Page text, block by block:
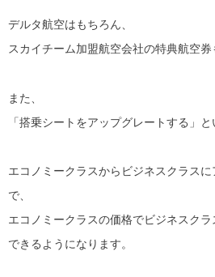
デルタ航空はもちろん、
スカイチーム加盟航空会社の特典航空券
また、
「搭乗シートをアップグレートする」と
エコノミークラスからビジネスクラス
で、
エコノミークラスの価格でビジネスク
できるようになります。